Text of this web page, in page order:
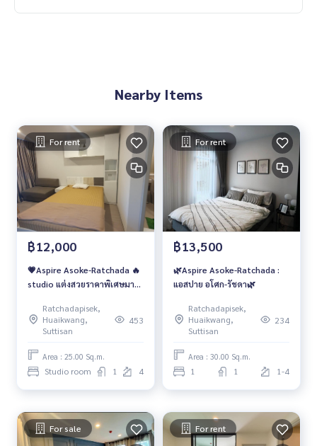
Nearby Items
For rent
฿12,000
💗Aspire Asoke-Ratchada 🔥
studio แต่งสวยราคาพิเศษมาไว
‼️
Ratchadapisek,
Huaikwang,
Suttisan
453
Area : 25.00 Sq.m.
Studio room 1 4
For rent
฿13,500
🌿Aspire Asoke-Ratchada :
แอสปาย อโศก-รัชดา🌿
Ratchadapisek,
Huaikwang,
Suttisan
234
Area : 30.00 Sq.m.
1 1 1-4
For sale For rent